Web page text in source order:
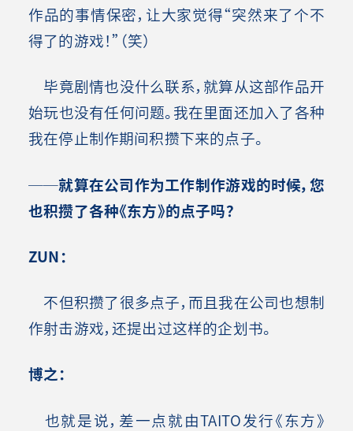
作品的事情保密，让大家觉得“突然来了个不
得了的游戏！”（笑）
毕竟剧情也没什么联系，就算从这部作品开
始玩也没有任何问题。我在里面还加入了各种
我在停止制作期间积攒下来的点子。
──就算在公司作为工作制作游戏的时候，您
也积攒了各种《东方》的点子吗？
ZUN：
不但积攒了很多点子，而且我在公司也想制
作射击游戏，还提出过这样的企划书。
博之：
也就是说，差一点就由TAITO发行《东方》